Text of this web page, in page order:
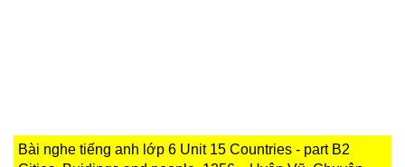
Bài nghe tiếng anh lớp 6 Unit 15 Countries - part B2